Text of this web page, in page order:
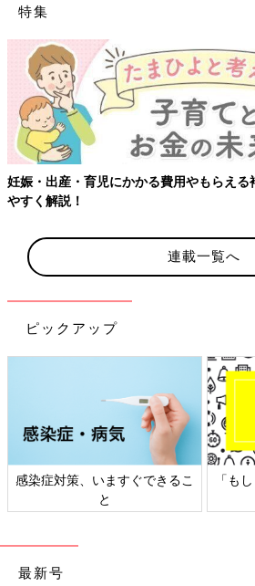
特集
妊娠・出産・育児にかかる費用やもらえる
やすく解説！
連載一覧へ
ピックアップ
感染症対策、いますぐできるこ
と
「も
最新号